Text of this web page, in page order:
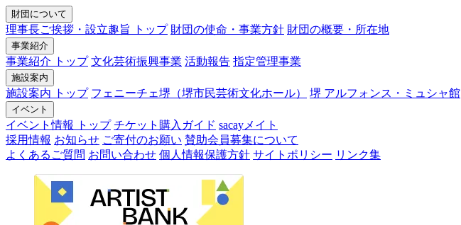
財団について
理事長ご挨拶・設立趣旨 トップ 財団の使命・事業方針 財団の概要・所在地
事業紹介
事業紹介 トップ 文化芸術振興事業 活動報告 指定管理事業
施設案内
施設案内 トップ フェニーチェ堺（堺市民芸術文化ホール） 堺 アルフォンス・ミュシャ館
イベント
イベント情報 トップ チケット購入ガイド sacayメイト
採用情報 お知らせ ご寄付のお願い 賛助会員募集について
よくあるご質問 お問い合わせ 個人情報保護方針 サイトポリシー リンク集